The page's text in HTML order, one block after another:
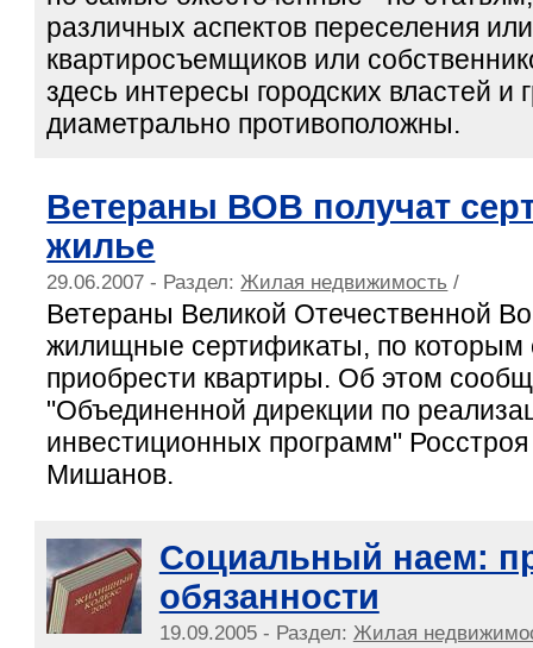
различных аспектов переселения
квартиросъемщиков или
здесь интересы городских властей и
диаметрально противоположны.
Ветераны ВОВ получат
жилье
29.06.2007 - Раздел:Жилая недвижимость /
Ветераны Великой Отечественной
жилищные сертификаты, по которым
приобрести квартиры. Об этом
"Объединенной дирекции по
инвестиционных программ"
Мишанов.
Социальный наем:
обязанности
19.09.2005 - Раздел: Жилая